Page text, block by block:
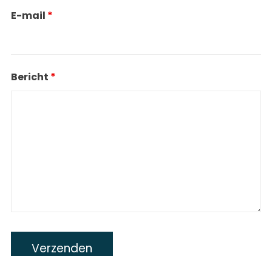
E-mail *
Bericht *